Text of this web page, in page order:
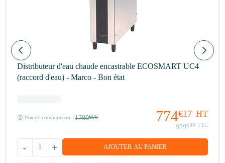
Distributeur d'eau chaude encastrable ECOSMART UC4
(raccord d'eau) - Marco - Bon état
774€17 HT
929€00 TTC
Prix de comparaison : 1290€00
+
- AJOUTER AU PANIER